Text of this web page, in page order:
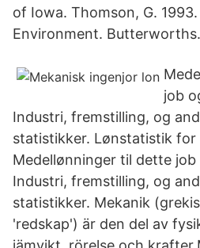
of Iowa. Thomson, G.
Environment.
job
Industri, fremstilling, og
statistikker. Lønstatistik for
Medellønninger til dette
Industri, fremstilling, og
statistikker. Mekanik
'redskap') är den del av